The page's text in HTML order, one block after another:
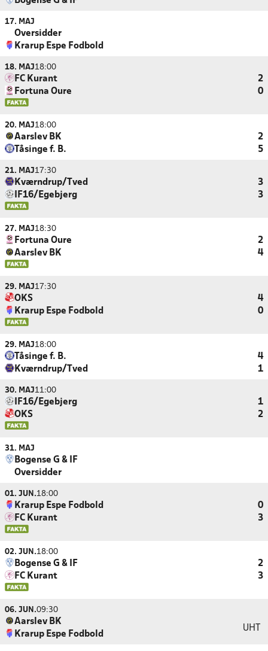
17. MAJ
Oversidder
Krarup Espe Fodbold
18. MAJ18:00
FC Kurant
2
Fortuna Oure
0
20. MAJ18:00
Aarslev BK
2
Tåsinge f. B.
5
21. MAJ17:30
Kværndrup/Tved
3
IF16/Egebjerg
3
27. MAJ18:30
Fortuna Oure
2
Aarslev BK
4
29. MAJ17:30
OKS
4
Krarup Espe Fodbold
0
29. MAJ18:00
Tåsinge f. B.
4
Kværndrup/Tved
1
30. MAJ11:00
IF16/Egebjerg
1
OKS
2
31. MAJ
Bogense G & IF
Oversidder
01. JUN.18:00
Krarup Espe Fodbold
0
FC Kurant
3
02. JUN.18:00
Bogense G & IF
2
FC Kurant
3
06. JUN.09:30
Aarslev BK
Krarup Espe Fodbold
UHT